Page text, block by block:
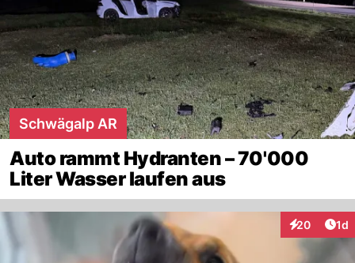
Schwägalp AR
Auto rammt Hydranten – 70'000
Liter Wasser laufen aus
20
Interaktionen
1d